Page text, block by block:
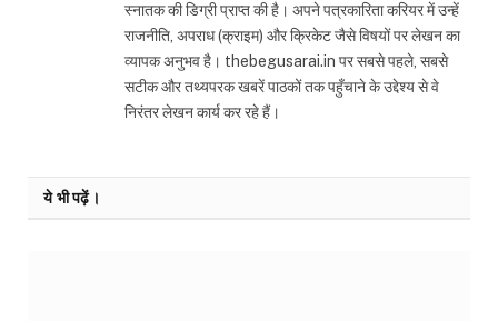
स्नातक की डिग्री प्राप्त की है। अपने पत्रकारिता करियर में उन्हें
राजनीति, अपराध (क्राइम) और क्रिकेट जैसे विषयों पर लेखन का
व्यापक अनुभव है। thebegusarai.in पर सबसे पहले, सबसे
सटीक और तथ्यपरक खबरें पाठकों तक पहुँचाने के उद्देश्य से वे
निरंतर लेखन कार्य कर रहे हैं।
ये भी पढ़ें।